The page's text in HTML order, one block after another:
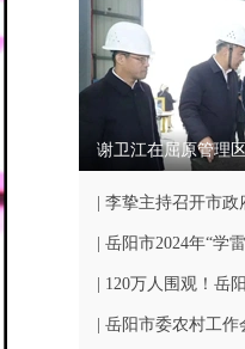
| 李挚主持召开市
会
| 岳阳市2024年“学
动”志愿服务活动举
| 120万人围观！岳
走“新”更走“心”！
| 岳阳市委农村工